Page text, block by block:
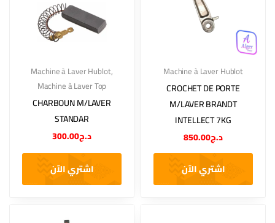
Machine à Laver Hublot,
Machine à Laver Top
CHARBOUN M/LAVER
STANDAR
د.ج300.00
اشتري الآن
Machine à Laver Hublot
CROCHET DE PORTE
M/LAVER BRANDT
INTELLECT 7KG
د.ج850.00
اشتري الآن